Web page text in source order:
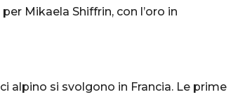
Mikaela Shiffrin, con l’oro in
alpino si svolgono in Francia. Le prime